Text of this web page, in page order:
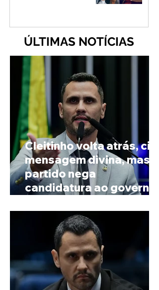
ÚLTIMAS NOTÍCIAS
Cleitinho volta atrás, cita
mensagem divina, mas
partido nega
candidatura ao governo